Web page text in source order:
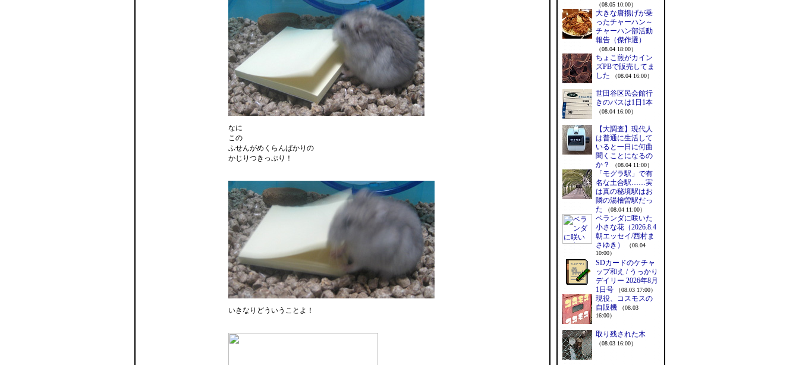
なに
この
ふせんがめくらんばかりの
かじりつきっぷり！
いきなりどういうことよ！
（08.05 10:00）
大きな唐揚げが乗
ったチャーハン～
チャーハン部活動
報告（傑作選）
（08.04 18:00）
ちょこ煎がカイン
ズPBで販売してま
した
（08.04 16:00）
世田谷区民会館行
きのバスは1日1本
（08.04 16:00）
【大調査】現代人
は普通に生活して
いると一日に何曲
聞くことになるの
か？
（08.04 11:00）
「モグラ駅」で有
名な土合駅……実
は真の秘境駅はお
隣の湯檜曽駅だっ
た
（08.04 11:00）
ベランダに咲いた
小さな花（2026.8.4
朝エッセイ/西村ま
さゆき）
（08.04
10:00）
SDカードのケチャ
ップ和え / うっかり
デイリー 2026年8月
1日号
（08.03 17:00）
現役、コスモスの
自販機
（08.03
16:00）
取り残された木
（08.03 16:00）